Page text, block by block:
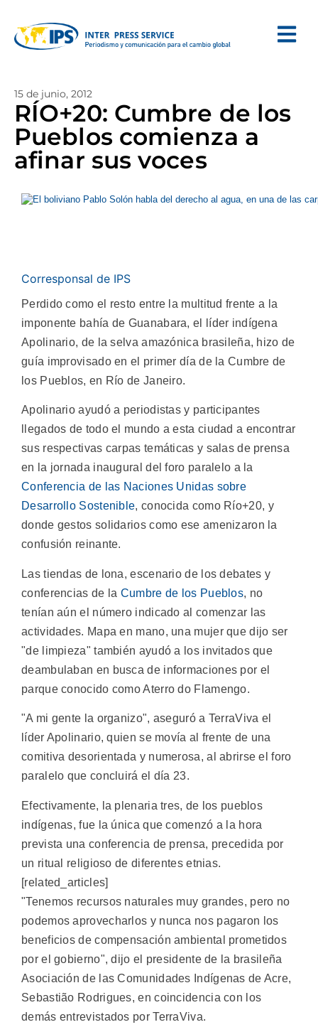
15 de junio, 2012
RÍO+20: Cumbre de los
Pueblos comienza a
afinar sus voces
Corresponsal de IPS
Perdido como el resto entre la multitud frente a la
imponente bahía de Guanabara, el líder indígena
Apolinario, de la selva amazónica brasileña, hizo de
guía improvisado en el primer día de la Cumbre de
los Pueblos, en Río de Janeiro.
Apolinario ayudó a periodistas y participantes
llegados de todo el mundo a esta ciudad a encontrar
sus respectivas carpas temáticas y salas de prensa
en la jornada inaugural del foro paralelo a la
Conferencia de las Naciones Unidas sobre
Desarrollo Sostenible, conocida como Río+20, y
donde gestos solidarios como ese amenizaron la
confusión reinante.
Las tiendas de lona, escenario de los debates y
conferencias de la Cumbre de los Pueblos, no
tenían aún el número indicado al comenzar las
actividades. Mapa en mano, una mujer que dijo ser
"de limpieza" también ayudó a los invitados que
deambulaban en busca de informaciones por el
parque conocido como Aterro do Flamengo.
"A mi gente la organizo", aseguró a TerraViva el
líder Apolinario, quien se movía al frente de una
comitiva desorientada y numerosa, al abrirse el foro
paralelo que concluirá el día 23.
Efectivamente, la plenaria tres, de los pueblos
indígenas, fue la única que comenzó a la hora
prevista una conferencia de prensa, precedida por
un ritual religioso de diferentes etnias.
[related_articles]
"Tenemos recursos naturales muy grandes, pero no
podemos aprovecharlos y nunca nos pagaron los
beneficios de compensación ambiental prometidos
por el gobierno", dijo el presidente de la brasileña
Asociación de las Comunidades Indígenas de Acre,
Sebastião Rodrigues, en coincidencia con los
demás entrevistados por TerraViva.